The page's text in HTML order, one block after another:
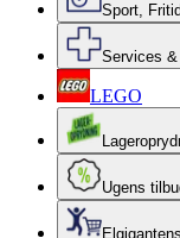
Sport,
Services
LEGO
Ugens